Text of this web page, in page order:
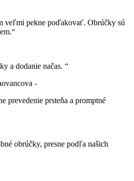
veľmi pekne poďakovať. Obrúčky sú
a dodanie načas. “
-
prevedenie prsteňa a promptné
obrúčky, presne podľa našich